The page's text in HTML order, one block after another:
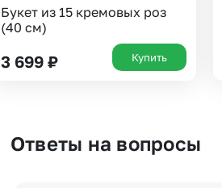
Букет из 15 кремовых роз
(40 см)
3 699 ₽ Купить
Ответы на вопросы